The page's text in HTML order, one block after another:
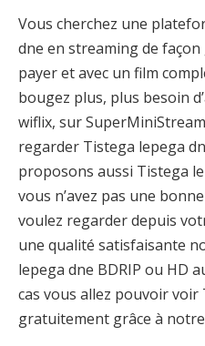
Vous cherchez une
dne en streaming de
payer et avec un film
bougez plus, plus besoin
wiflix, sur
regarder Tistega lepega
proposons aussi Tistega
vous n’avez pas une
voulez regarder depuis
une qualité satisfaisante
lepega dne BDRIP ou HD
cas vous allez pouvoir voir
gratuitement grâce à